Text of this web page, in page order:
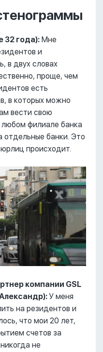
32 года): Мне
и
в двух словах
проще, чем
есть
в которых можно
вести свою
любом филиале банка
отдельные банки. Это
происходит.
компании GSL
У меня
на резидентов и
что мои 20 лет,
счетов за
не